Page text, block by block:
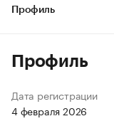
Профиль
Профиль
Дата регистрации
4 февраля 2026